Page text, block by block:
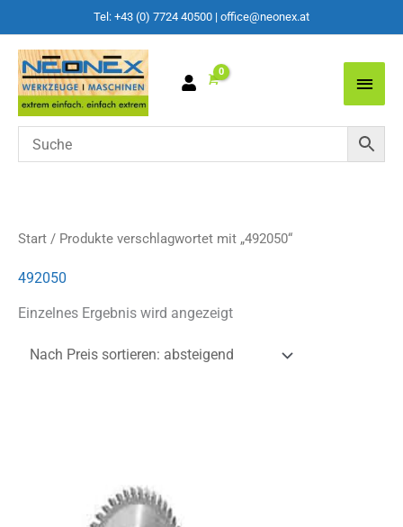
Tel: +43 (0) 7724 40500 | office@neonex.at
Main
Start / Produkte verschlagwortet mit „492050“
492050
Einzelnes Ergebnis wird angezeigt